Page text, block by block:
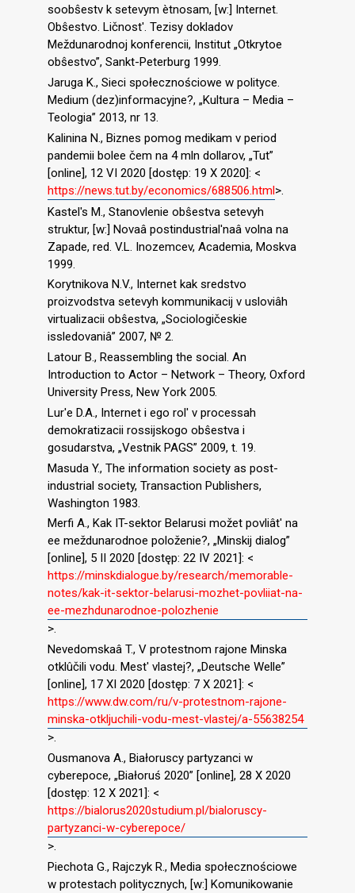
soobŝestv k setevym ètnosam, [w:] Internet.
Obŝestvo. Ličnost′. Tezisy dokladov
Meždunarodnoj konferencii, Institut „Otkrytoe
obŝestvo”, Sankt-Peterburg 1999.
Jaruga K., Sieci społecznościowe w polityce.
Medium (dez)informacyjne?, „Kultura – Media –
Teologia” 2013, nr 13.
Kalinina N., Biznes pomog medikam v period
pandemii bolee čem na 4 mln dollarov, „Tut”
[online], 12 VI 2020 [dostęp: 19 X 2020]: <
https://news.tut.by/economics/688506.html>.
Kastel′s M., Stanovlenie obŝestva setevyh
struktur, [w:] Novaâ postindustrial′naâ volna na
Zapade, red. V.L. Inozemcev, Academia, Moskva
1999.
Korytnikova N.V., Internet kak sredstvo
proizvodstva setevyh kommunikacij v usloviâh
virtualizacii obŝestva, „Sociologičeskie
issledovaniâ” 2007, № 2.
Latour B., Reassembling the social. An
Introduction to Actor – Network – Theory, Oxford
University Press, New York 2005.
Lur′e D.A., Internet i ego rol′ v processah
demokratizacii rossijskogo obŝestva i
gosudarstva, „Vestnik PAGS” 2009, t. 19.
Masuda Y., The information society as post-
industrial society, Transaction Publishers,
Washington 1983.
Merfi A., Kak IT-sektor Belarusi možet povliât′ na
ee meždunarodnoe položenie?, „Minskij dialog”
[online], 5 II 2020 [dostęp: 22 IV 2021]: <
https://minskdialogue.by/research/memorable-
notes/kak-it-sektor-belarusi-mozhet-povliiat-na-
ee-mezhdunarodnoe-polozhenie
>.
Nevedomskaâ T., V protestnom rajone Minska
otklûčili vodu. Mest′ vlastej?, „Deutsche Welle”
[online], 17 XI 2020 [dostęp: 7 X 2021]: <
https://www.dw.com/ru/v-protestnom-rajone-
minska-otkljuchili-vodu-mest-vlastej/a-55638254
>.
Ousmanova A., Białoruscy partyzanci w
cyberepoce, „Białoruś 2020” [online], 28 X 2020
[dostęp: 12 X 2021]: <
https://bialorus2020studium.pl/bialoruscy-
partyzanci-w-cyberepoce/
>.
Piechota G., Rajczyk R., Media społecznościowe
w protestach politycznych, [w:] Komunikowanie